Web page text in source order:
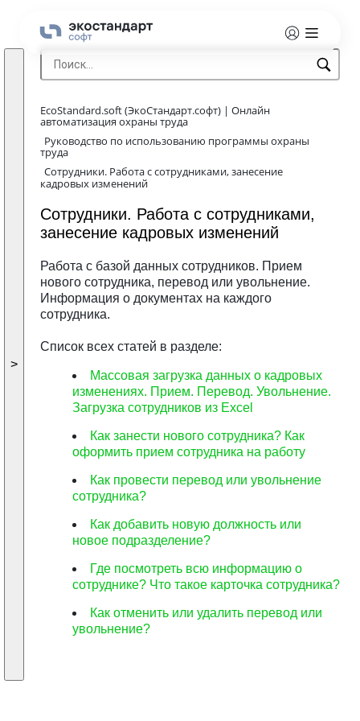
>
EcoStandard.soft (ЭкоСтандарт.софт) | Онлайн
автоматизация охраны труда
Руководство по использованию программы охраны
труда
Сотрудники. Работа с сотрудниками, занесение
кадровых изменений
Сотрудники. Работа с сотрудниками,
занесение кадровых изменений
Работа с базой данных сотрудников. Прием
нового сотрудника, перевод или увольнение.
Информация о документах на каждого
сотрудника.
Список всех статей в разделе:
Массовая загрузка данных о кадровых
изменениях. Прием. Перевод. Увольнение.
Загрузка сотрудников из Excel
Как занести нового сотрудника? Как
оформить прием сотрудника на работу
Как провести перевод или увольнение
сотрудника?
Как добавить новую должность или
новое подразделение?
Где посмотреть всю информацию о
сотруднике? Что такое карточка сотрудника?
Как отменить или удалить перевод или
увольнение?